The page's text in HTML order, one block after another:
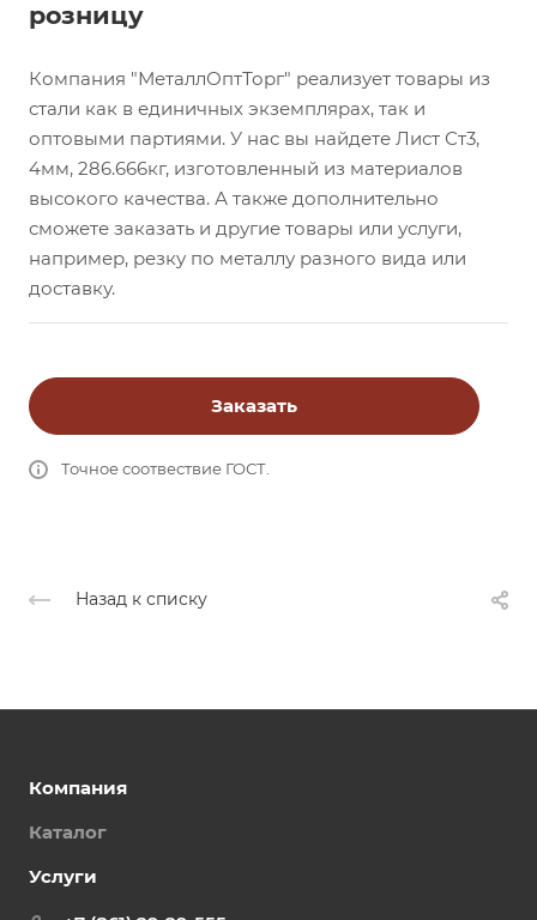
розницу
Компания "МеталлОптТорг" реализует товары из
стали как в единичных экземплярах, так и
оптовыми партиями. У нас вы найдете Лист Ст3,
4мм, 286.666кг, изготовленный из материалов
высокого качества. А также дополнительно
сможете заказать и другие товары или услуги,
например, резку по металлу разного вида или
доставку.
Заказать
Точное соотвествие ГОСТ.
Назад к списку
Компания
Каталог
Услуги